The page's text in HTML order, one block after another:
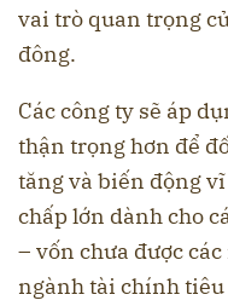
vai trò quan trọng
đông.
Các công ty sẽ áp
thận trọng hơn để
tăng và biến động
chấp lớn dành cho
– vốn chưa được
ngành tài chính